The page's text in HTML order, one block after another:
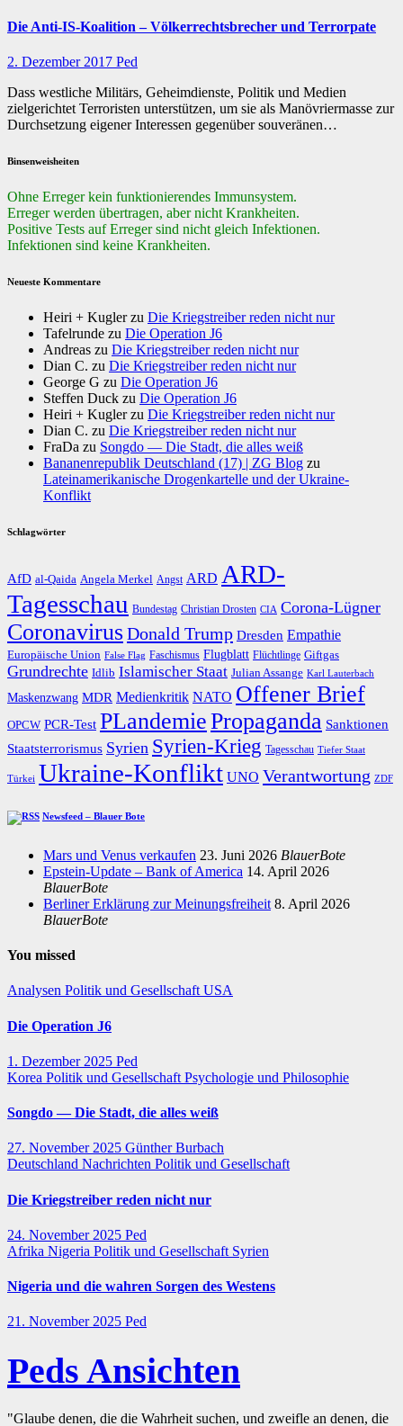
Die Anti-IS-Koalition – Völkerrechtsbrecher und Terrorpate
2. Dezember 2017 Ped
Dass westliche Militärs, Geheimdienste, Politik und Medien
zielgerichtet Terroristen unterstützen, um sie als Manövriermasse zur
Durchsetzung eigener Interessen gegenüber souveränen…
Binsenweisheiten
Ohne Erreger kein funktionierendes Immunsystem.
Erreger werden übertragen, aber nicht Krankheiten.
Positive Tests auf Erreger sind nicht gleich Infektionen.
Infektionen sind keine Krankheiten.
Neueste Kommentare
Heiri + Kuglerzu Die Kriegstreiber reden nicht nur
Tafelrunde zu Die Operation J6
Andreas zu Die Kriegstreiber reden nicht nur
Dian C. zu Die Kriegstreiber reden nicht nur
George G zu Die Operation J6
Steffen Duck zu Die Operation J6
Heiri + Kuglerzu Die Kriegstreiber reden nicht nur
Dian C. zu Die Kriegstreiber reden nicht nur
FraDa zu Songdo — Die Stadt, die alles weiß
Bananenrepublik Deutschland (17) | ZG Blog zu
Lateinamerikanische Drogenkartelle und der Ukraine-
Konflikt
Schlagwörter
AfD al-Qaida Angela Merkel Angst ARD ARD-
Tagesschau Bundestag Christian Drosten CIA Corona-Lügner
CoronavirusDonald Trump Dresden Empathie
Europäische Union False Flag Faschismus Flugblatt Flüchtlinge Giftgas
Grundrechte Idlib Islamischer Staat Julian Assange Karl Lauterbach
Maskenzwang MDR Medienkritik NATO Offener Brief
OPCW PCR-Test PLandemiePropaganda Sanktionen
Staatsterrorismus Syrien Syrien-Krieg Tagesschau Tiefer Staat
Türkei Ukraine-Konflikt UNO Verantwortung ZDF
Newsfeed – Blauer Bote
Mars und Venus verkaufen 23. Juni 2026 BlauerBote
Epstein-Update – Bank of America 14. April 2026
BlauerBote
Berliner Erklärung zur Meinungsfreiheit 8. April 2026
BlauerBote
You missed
Analysen Politik und Gesellschaft USA
Die Operation J6
1. Dezember 2025 Ped
Korea Politik und Gesellschaft Psychologie und Philosophie
Songdo — Die Stadt, die alles weiß
27. November 2025 Günther Burbach
Deutschland Nachrichten Politik und Gesellschaft
Die Kriegstreiber reden nicht nur
24. November 2025 Ped
Afrika Nigeria Politik und Gesellschaft Syrien
Nigeria und die wahren Sorgen des Westens
21. November 2025 Ped
Peds Ansichten
"Glaube denen, die die Wahrheit suchen, und zweifle an denen, die